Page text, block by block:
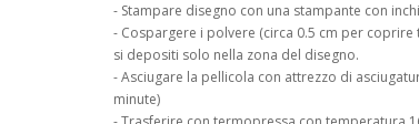
- Stampare disegno con una stampante con
- Cospargere i polvere (circa 0.5 cm per
si depositi solo nella zona del disegno.
- Asciugare la pellicola con attrezzo di
minute)